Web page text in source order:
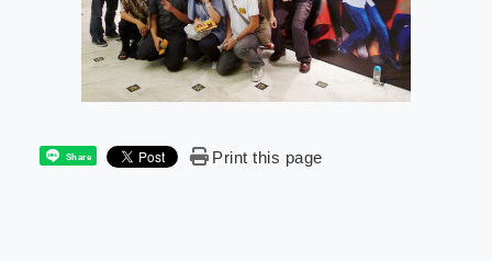
Share Print this page